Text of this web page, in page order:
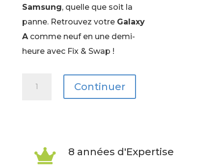
Samsung, quelle que soit la
panne. Retrouvez votre Galaxy
Acomme neuf en une demi-
heure avec Fix & Swap !
Continuer
 8 années d'Expertise